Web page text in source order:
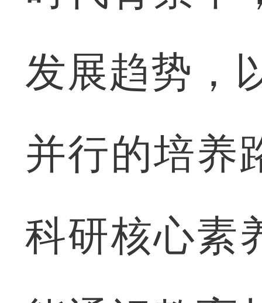
发展趋势，
并行的培养
科研核心素